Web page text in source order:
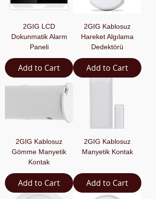
2GIG LCD
Dokunmatik Alarm
Paneli
Add to Cart
2GIG Kablosuz
Hareket Algılama
Dedektörü
Add to Cart
2GIG Kablosuz
Gömme Manyetik
Kontak
Add to Cart
2GIG Kablosuz
Manyetik Kontak
Add to Cart